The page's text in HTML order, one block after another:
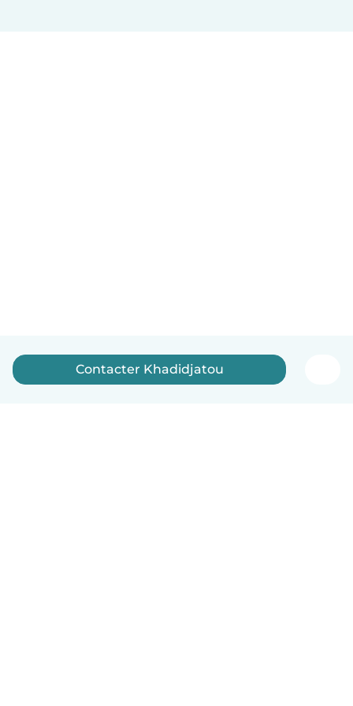
Contacter Khadidjatou